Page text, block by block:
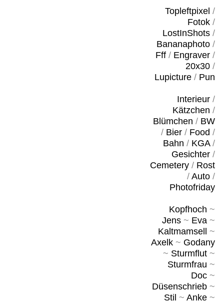
Topleftpixel /
Fotok/
LostInShots/
Bananaphoto/
Fff/ Engraver/
20x30/
Lupicture/ Pun
Interieur/
Kätzchen /
Blümchen / BW
/ Bier/ Food /
Bahn / KGA/
Gesichter/
Cemetery/ Rost
/ Auto/
Photofriday
Kopfhoch ~
Jens~ Eva~
Kaltmamsell
~
Axelk~ Godany
~ Sturmflut~
Sturmfrau ~
Doc~
Düsenschrieb~
Stil ~ Anke~